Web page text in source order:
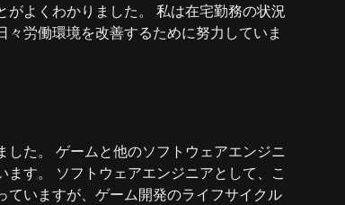
よくわかりました。 私は在宅勤務の状況
労働環境を改善するために努力していま
た。 ゲームと他のソフトウェアエンジニ
す。 ソフトウェアエンジニアとして、こ
いますが、ゲーム開発のライフサイクル